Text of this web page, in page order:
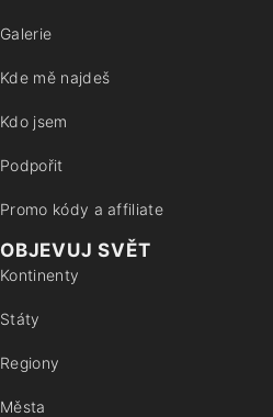
Galerie
Kde mě najdeš
Kdo jsem
Podpořit
Promo kódy a affiliate
OBJEVUJ SVĚT
Kontinenty
Státy
Regiony
Města